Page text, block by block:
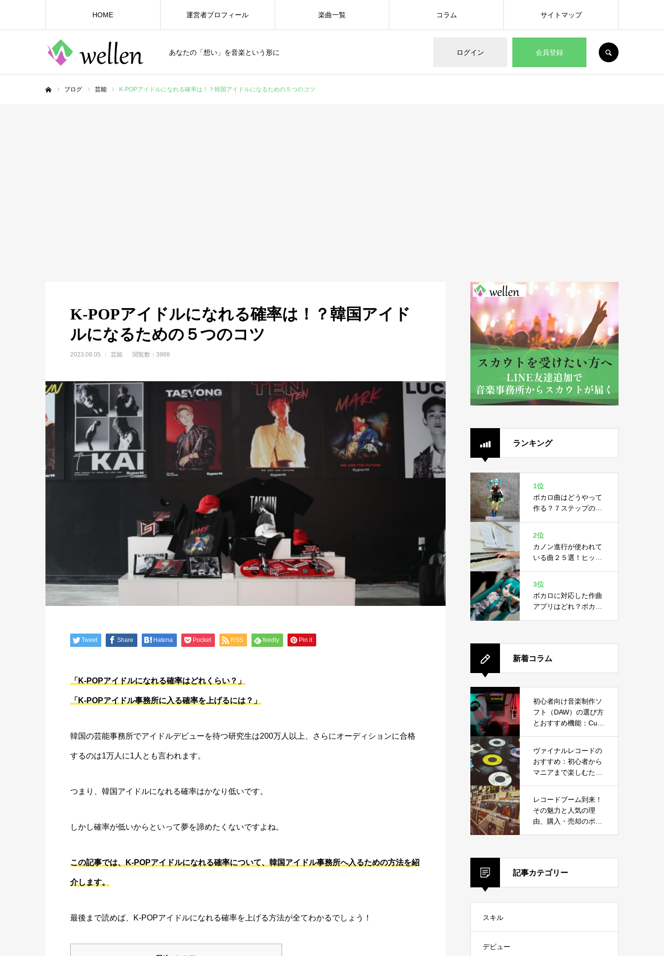
あなたの「想い」を音楽という形に ログイン 会員登録
HOME 運営者プロフィール 楽曲一覧 コラム サイトマップ
ブログ 芸能 K-POPアイドルになれる確率は！？韓国アイドルになるための５つのコツ
K-POPアイドルになれる確率は！？韓国アイド
ルになるための５つのコツ
2023.08.05 芸能 閲覧数：3988
Tweet Share Hatena Pocket RSS feedly Pin it
「K-POPアイドルになれる確率はどれくらい？」
「K-POPアイドル事務所に入る確率を上げるには？」
韓国の芸能事務所でアイドルデビューを待つ研究生は200万人以上、さらにオーディションに合格
するのは1万人に1人とも言われます。
つまり、韓国アイドルになれる確率はかなり低いです。
しかし確率が低いからといって夢を諦めたくないですよね。
この記事では、K-POPアイドルになれる確率について、韓国アイドル事務所へ入るための方法を紹
介します。
最後まで読めば、K-POPアイドルになれる確率を上げる方法が全てわかるでしょう！
ランキング
1位
ボカロ曲はどうやって
作る？７ステップの作
2位
カノン進行が使われて
いる曲２５選！ヒット
3位
ボカロに対応した作曲
アプリはどれ？ボカロ
新着コラム
初心者向け音楽制作ソ
フト（DAW）の選び方
とおすすめ機能：Cub
ヴァイナルレコードの
おすすめ：初心者から
マニアまで楽しむため
レコードブーム到来！
その魅力と人気の理
由、購入・売却のポイ
記事カテゴリー
スキル
デビュー